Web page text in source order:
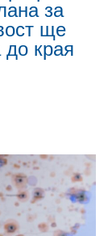
за
ще
до края